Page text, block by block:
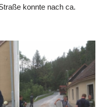
konnte nach ca.